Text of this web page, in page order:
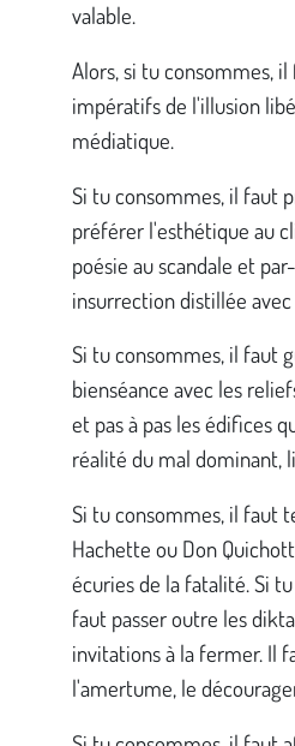
valable.
Alors, si tu consommes,
impératifs de l'illusion
médiatique.
Si tu consommes, il faut
préférer l'esthétique au
poésie au scandale et
insurrection distillée
Si tu consommes, il faut
bienséance avec les
et pas à pas les édifices
réalité du mal dominant,
Si tu consommes, il faut
Hachette ou Don
écuries de la fatalité. Si
faut passer outre les
invitations à la fermer. Il
l'amertume, le